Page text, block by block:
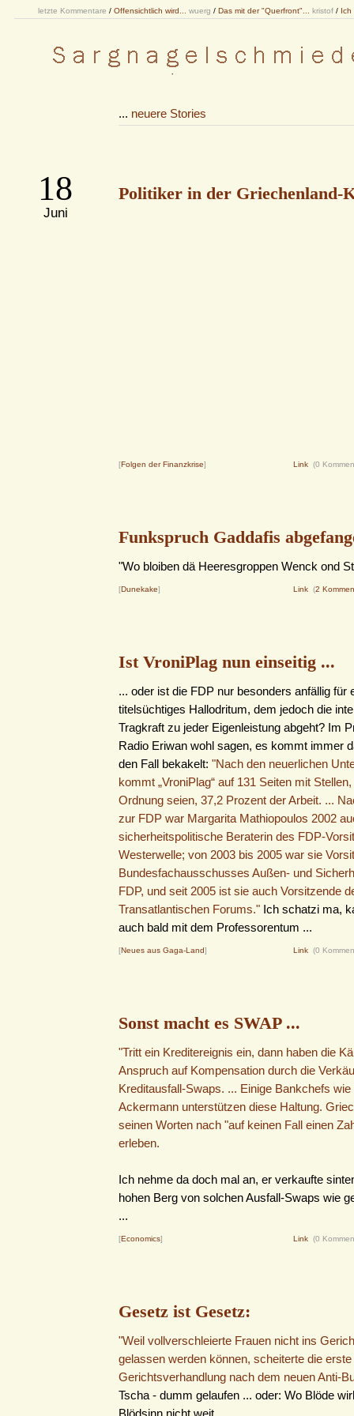
letzte Kommentare / Offensichtlich wird... wuerg / Das mit der "Querfront"... kristof / Ich
... neuere Stories
18
Juni
Politiker in der Griechenland-
[Folgen der Finanzkrise] Link (0
Funkspruch Gaddafis
"Wo bloiben dä Heeresgroppen Wenck ond
[Dunekake] Link (2
Ist VroniPlag nun einseitig ...
... oder ist die FDP nur besonders anfällig für
titelsüchtiges Hallodritum, dem jedoch die
Tragkraft zu jeder Eigenleistung abgeht? Im
Radio Eriwan wohl sagen, es kommt immer
den Fall bekakelt: "Nach den neuerlichen
kommt „VroniPlag“ auf 131 Seiten mit
Ordnung seien, 37,2 Prozent der Arbeit. ...
zur FDP war Margarita Mathiopoulos 2002
sicherheitspolitische Beraterin des FDP-
Westerwelle; von 2003 bis 2005 war sie
Bundesfachausschusses Außen- und
FDP, und seit 2005 ist sie auch Vorsitzende
Transatlantischen Forums." Ich schatzi ma,
auch bald mit dem Professorentum ...
[Neues aus Gaga-Land] Link (0
Sonst macht es SWAP ...
"Tritt ein Kreditereignis ein, dann haben die
Anspruch auf Kompensation durch die
Kreditausfall-Swaps. ... Einige Bankchefs
Ackermann unterstützen diese Haltung.
seinen Worten nach "auf keinen Fall einen
erleben.
Ich nehme da doch mal an, er verkaufte
hohen Berg von solchen Ausfall-Swaps wie
...
[Economics] Link (0
Gesetz ist Gesetz:
"Weil vollverschleierte Frauen nicht ins
gelassen werden können, scheiterte die erste
Gerichtsverhandlung nach dem neuen Anti-
Tscha - dumm gelaufen ... oder: Wo Blöde
Blödsinn nicht weit.